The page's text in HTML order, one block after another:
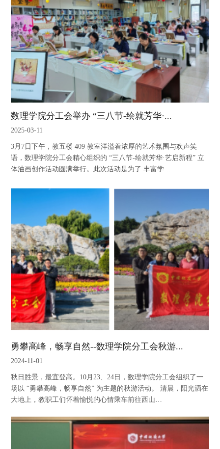
数理学院分工会举办 “三八节-绘就芳华·...
2025-03-11
3月7日下午，教五楼 409 教室洋溢着浓厚的艺术氛围与欢声笑
语，数理学院分工会精心组织的 “三八节-绘就芳华·艺启新程” 立
体油画创作活动圆满举行。此次活动是为了 丰富学…
勇攀高峰，畅享自然--数理学院分工会秋游...
2024-11-01
秋日胜景，最宜登高。10月23、24日，数理学院分工会组织了一
场以 “勇攀高峰，畅享自然” 为主题的秋游活动。 清晨，阳光洒在
大地上，教职工们怀着愉悦的心情乘车前往西山…